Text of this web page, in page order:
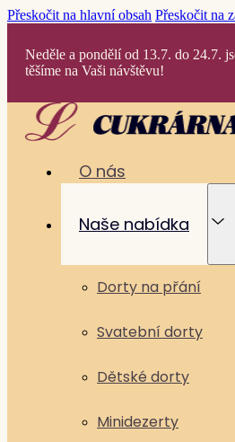
Přeskočit na hlavní obsah Přeskočit na
Neděle a pondělí od 13.7. do 24.7.
těšíme na Vaši návštěvu!
O nás
Naše nabídka
Dorty na přání
Svatební dorty
Dětské dorty
Minidezerty